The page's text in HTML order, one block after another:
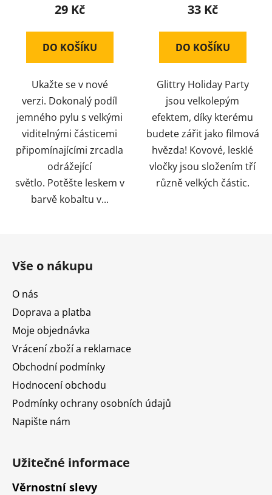
29 Kč
DO KOŠÍKU
Ukažte se v nové
verzi. Dokonalý podíl
jemného pylu s velkými
viditelnými částicemi
připomínajícími zrcadla
odrážející
světlo. Potěšte leskem v
barvě kobaltu v...
33 Kč
DO KOŠÍKU
Glittry Holiday Party
jsou velkolepým
efektem, díky kterému
budete zářit jako filmová
hvězda! Kovové, lesklé
vločky jsou složením tří
různě velkých částic.
Vše o nákupu
O nás
Doprava a platba
Moje objednávka
Vrácení zboží a reklamace
Obchodní podmínky
Hodnocení obchodu
Podmínky ochrany osobních údajů
Napište nám
Užitečné informace
Věrnostní slevy